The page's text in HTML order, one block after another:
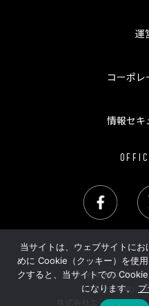
運
コーポレ
情報セキ
© Aeye Security Lab
「AeyeScan」
株式会社エーアイセキ
当サイトは、ウェブサイトに
めに Cookie（クッキー）を使
クすると、当サイトでの
になります。